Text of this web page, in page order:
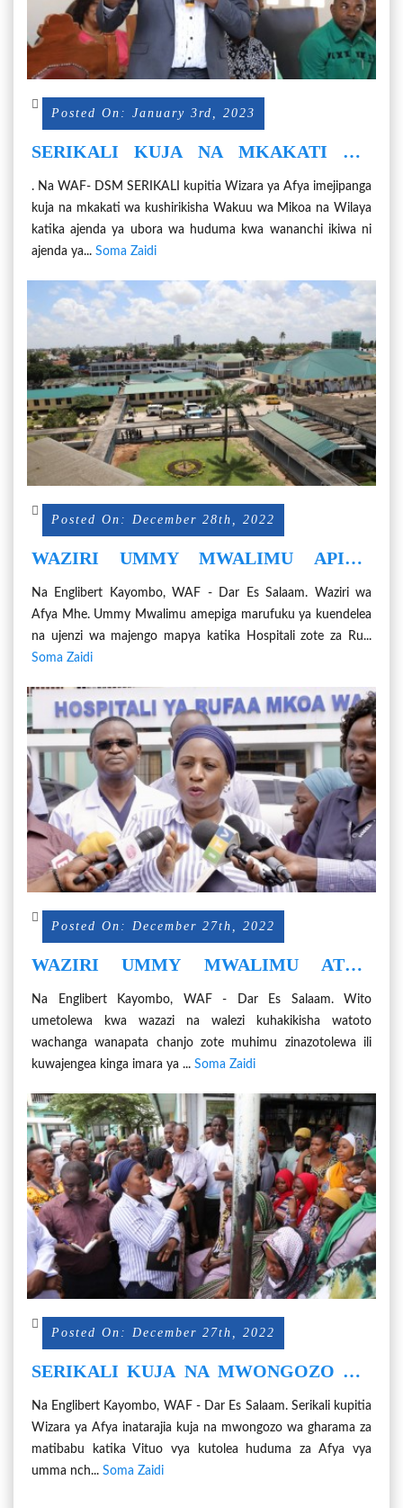
Posted On: January 3rd, 2023
SERIKALI KUJA NA MKAKATI WA
MIKOA NA WILAYA KWENYE AJENDA
YA UBORA WA HUDUMA
. Na WAF- DSM SERIKALI kupitia Wizara ya Afya imejipanga
kuja na mkakati wa kushirikisha Wakuu wa Mikoa na Wilaya
katika ajenda ya ubora wa huduma kwa wananchi ikiwa ni
ajenda ya... Soma Zaidi
Posted On: December 28th, 2022
WAZIRI UMMY MWALIMU APIGA
KWENYE HOSPITALI ZISIZO NA
‘MASTERPLAN’
Na Englibert Kayombo, WAF - Dar Es Salaam. Waziri wa
Afya Mhe. Ummy Mwalimu amepiga marufuku ya kuendelea
na ujenzi wa majengo mapya katika Hospitali zote za Ru...
Soma Zaidi
Posted On: December 27th, 2022
WAZIRI UMMY MWALIMU ATOA
KUSIMAMIA KIKAMILIFU CHANJO
KWA WATOTO
Na Englibert Kayombo, WAF - Dar Es Salaam. Wito
umetolewa kwa wazazi na walezi kuhakikisha watoto
wachanga wanapata chanjo zote muhimu zinazotolewa ili
kuwajengea kinga imara ya ... Soma Zaidi
Posted On: December 27th, 2022
SERIKALI KUJA NA MWONGOZO WA
MATIBABU NCHINI
Na Englibert Kayombo, WAF - Dar Es Salaam. Serikali kupitia
Wizara ya Afya inatarajia kuja na mwongozo wa gharama za
matibabu katika Vituo vya kutolea huduma za Afya vya
umma nch... Soma Zaidi